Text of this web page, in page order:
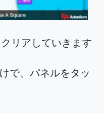
リアしていきます
で、パネルをタッ